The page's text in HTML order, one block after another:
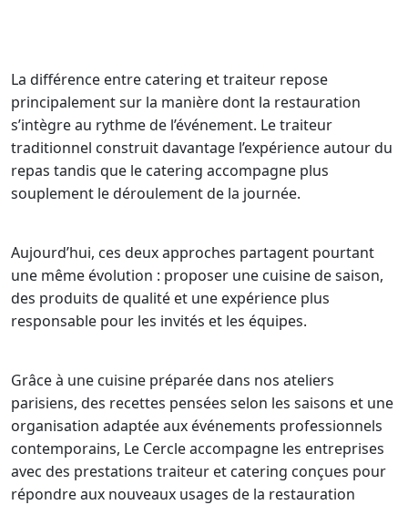
La différence entre catering et traiteur repose
principalement sur la manière dont la restauration
s’intègre au rythme de l’événement. Le traiteur
traditionnel construit davantage l’expérience autour du
repas tandis que le catering accompagne plus
souplement le déroulement de la journée.
Aujourd’hui, ces deux approches partagent pourtant
une même évolution : proposer une cuisine de saison,
des produits de qualité et une expérience plus
responsable pour les invités et les équipes.
Grâce à une cuisine préparée dans nos ateliers
parisiens, des recettes pensées selon les saisons et une
organisation adaptée aux événements professionnels
contemporains, Le Cercle accompagne les entreprises
avec des prestations traiteur et catering conçues pour
répondre aux nouveaux usages de la restauration